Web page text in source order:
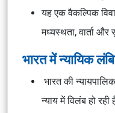
यह एक वैकल्पिक
मध्यस्थता, वार्ता
भारत में न्यायिक
भारत की
न्याय में विलंब हो